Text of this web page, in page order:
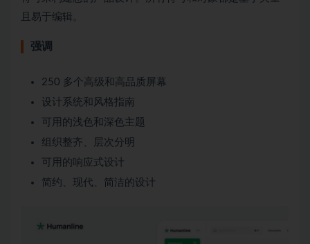
且易于编辑。
强调
250 多个高级和高品质屏幕
设计系统和风格指南
可用的浅色和深色主题
组织整齐、层次分明
可用的响应式设计
简约、现代、简洁的设计